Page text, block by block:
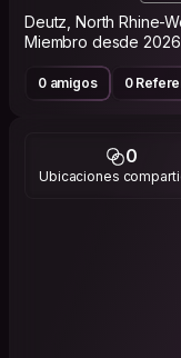
Deutz, North Rhine-
Miembro desde 2026
0 amigos 0
0
Ubicaciones